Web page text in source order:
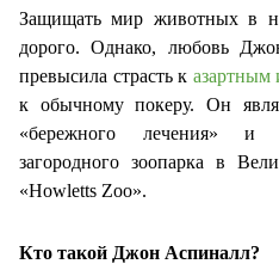
Защищать мир животных в
дорого. Однако, любовь
превысила страсть к азартным
к обычному покеру. Он
«бережного лечения» и
загородного зоопарка в
«Howletts Zoo».
Кто такой Джон Аспиналл?